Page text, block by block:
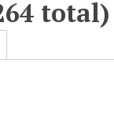
total)